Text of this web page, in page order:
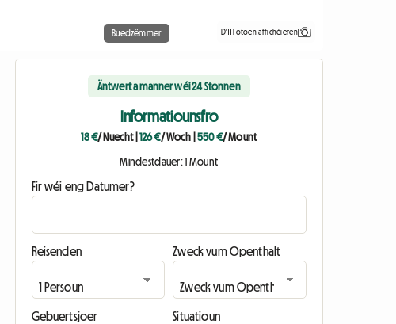
Buedzëmmer D'11 Fotoen affichéieren
Äntwert a manner wéi 24 Stonnen
Informatiounsfro
18 €/ Nuecht| 126 €/ Woch |550 €/ Mount
Mindestdauer: 1 Mount
Fir wéi eng Datumer?
Reisenden Zweck vum Openthalt
Gebuertsjoer Situatioun